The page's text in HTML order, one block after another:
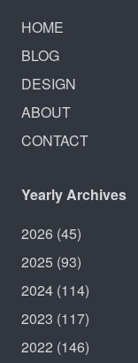
HOME
BLOG
DESIGN
ABOUT
CONTACT
Yearly Archives
2026 (45)
2025 (93)
2024 (114)
2023 (117)
2022 (146)